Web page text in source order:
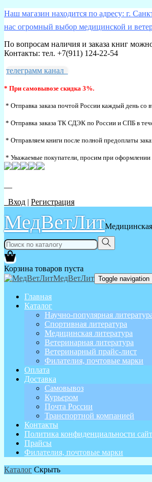
Наш магазин находится по адресу: г.
нас огромный выбор медицинской и
По вопросам наличия и заказа книг
Контакты: тел. +7(911) 124-22-54
телеграмм канал
* При самовывозе скидка 3%.
* Отправка заказа почтой России каждый день со
* Отправка заказа ТК СДЭК по России и СПБ в
* Отправляем книги после полной предоплаты
* Уважаемые покупатели, просим при оформлении
Вход | Регистрация
МедВетЛитМедицинская
Корзина товаров пуста
МедВетЛит Toggle navigation
Главная
Каталог
Научно-популярная
Спортивная литература
Медицинская литература
Ветеринарная литература
Ветеринарный прайс-лист
Филателия, почтовые марки
Оплата
Доставка
Самовывоз
Курьером
Почта России
Транспортной компанией
Контакты
Политика конфиденциальности
Прайсы
Филателия, почтовые марки
Каталог Скрыть